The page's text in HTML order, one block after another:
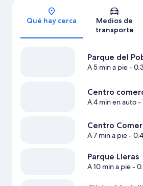
Sección
Qué hay cerca
Medios de
transporte
Parque del
A 5 min a pie-
Centro
A 4 min en auto-
Centro
A 7 min a pie-
Parque Lleras
A 10 min a pie-